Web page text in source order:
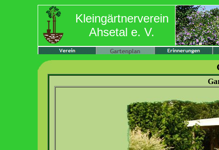
Kleingärtnerverein
Ahsetal e. V.